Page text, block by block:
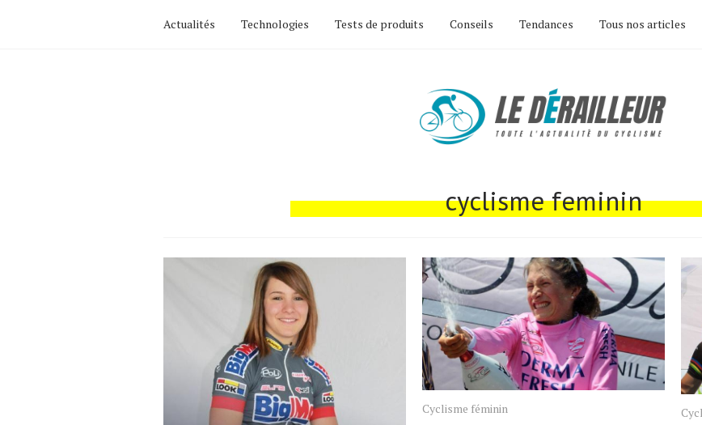
Actualités Technologies Tests de produits Conseils Tendances Tous nos articles
cyclisme feminin
Cyclisme féminin